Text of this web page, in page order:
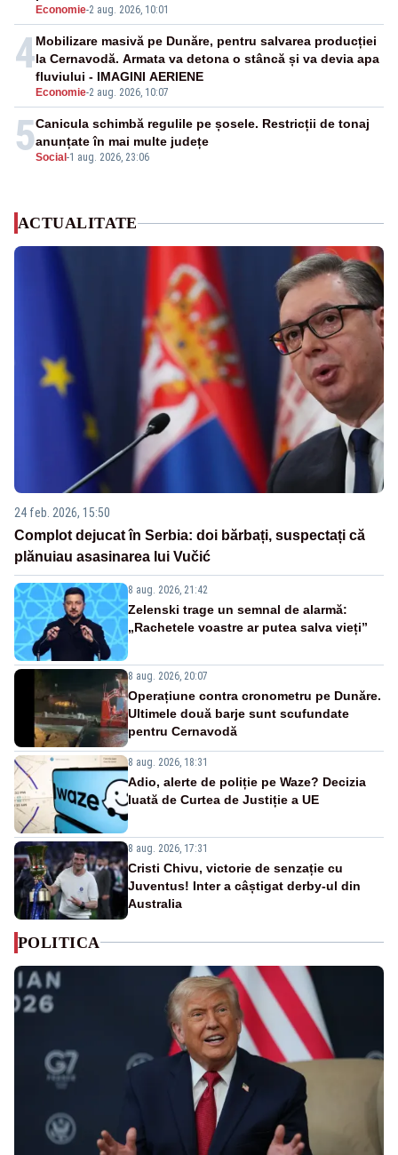
Economie-2 aug. 2026, 10:01
4
Economie-2 aug. 2026, 10:07
Mobilizare masivă pe Dunăre, pentru salvarea producției
la Cernavodă. Armata va detona o stâncă și va devia apa
fluviului - IMAGINI AERIENE
5Social -1 aug. 2026, 23:06
Canicula schimbă regulile pe șosele. Restricții de tonaj
anunțate în mai multe județe
ACTUALITATE
24 feb. 2026, 15:50
Complot dejucat în Serbia: doi bărbați, suspectați că
plănuiau asasinarea lui Vučić
8 aug. 2026, 21:42
Zelenski trage un semnal de alarmă:
„Rachetele voastre ar putea salva vieți”
8 aug. 2026, 20:07
Operațiune contra cronometru pe Dunăre.
Ultimele două barje sunt scufundate
pentru Cernavodă
8 aug. 2026, 18:31
Adio, alerte de poliție pe Waze? Decizia
luată de Curtea de Justiție a UE
8 aug. 2026, 17:31
Cristi Chivu, victorie de senzație cu
Juventus! Inter a câștigat derby-ul din
Australia
POLITICA